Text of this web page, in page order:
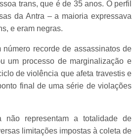
trans, que é de 35 anos. O perfil
da Antra – a maioria expressava
e eram negras.
recorde de assassinatos de
um processo de marginalização e
de violência que afeta travestis e
final de uma série de violações
representam a totalidade de
limitações impostas à coleta de